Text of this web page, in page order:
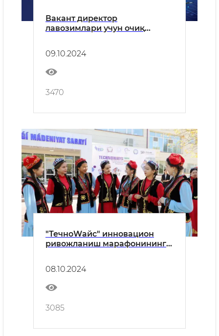
Вакант директор
лавозимлари учун очиқ
09.10.2024
3470
"ТечноWайс" инновацион
ривожланиш марафонининг
08.10.2024
3085